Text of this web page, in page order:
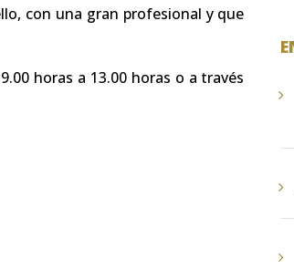
con una gran profesional y que
horas a 13.00 horas o a través